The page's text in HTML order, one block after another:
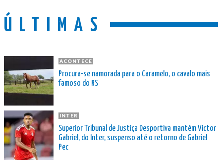
ÚLTIMAS
ACONTECE
Procura-se namorada para o Caramelo, o cavalo mais
famoso do RS
INTER
Superior Tribunal de Justiça Desportiva mantém Victor
Gabriel, do Inter, suspenso até o retorno de Gabriel
Pec